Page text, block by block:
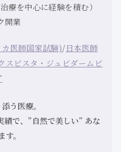
療を中心に経験を積む）
開業
医師国家試験)/日本医師
スビスタ・ジュビダームビ
う医療。
で、”自然で美しい” あな
。